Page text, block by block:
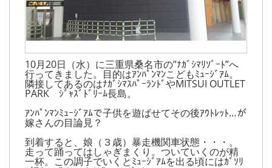
10月20日（水）に三重県桑名市の”ﾅｶﾞｼﾏﾘｿﾞｰﾄ”へ
行ってきました。目的はｱﾝﾊﾟﾝﾏﾝこどもﾐｭｰｼﾞｱﾑ。
隣接してあるのはﾅｶﾞｼﾏｽﾊﾟｰﾗﾝﾄﾞやMITSUI OUTLET
PARK ｼﾞｬｽﾞﾄﾞﾘｰﾑ長島。
ｱﾝﾊﾟﾝﾏﾝﾐｭｰｼﾞｱﾑで子供を遊ばせてその後ｱｳﾄﾚｯﾄ…が
嫁さんの目論見？
到着すると、娘（３歳）暴走機関車状態・・・。
走って踊ってはしゃぎまくり。ついていくのが精
一杯。この調子でいくとﾐｭｰｼﾞｱﾑを出る頃にはｶﾞｿﾘ